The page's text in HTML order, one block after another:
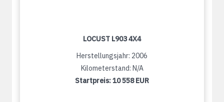
LOCUST L903 4X4
Herstellungsjahr: 2006
Kilometerstand: N/A
Startpreis:10 558 EUR